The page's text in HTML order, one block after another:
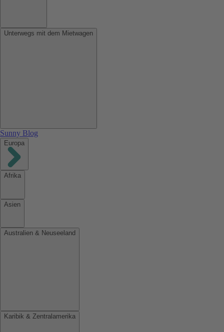
Unterwegs mit dem Mietwagen
Sunny Blog
Europa
Afrika
Asien
Australien & Neuseeland
Karibik & Zentralamerika